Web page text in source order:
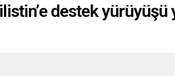
destek yürüyüşü